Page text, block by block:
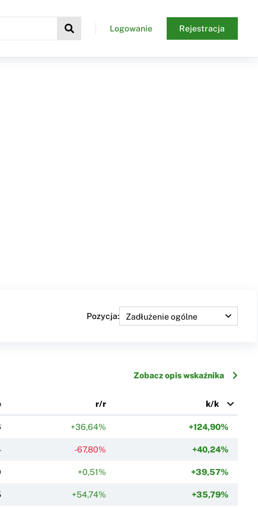
Logowanie Rejestracja
Pozycja:
Zobacz opis wskaźnika
r/r k/k
+36,64% +124,90%
-67,80% +40,24%
+0,51% +39,57%
+54,74% +35,79%